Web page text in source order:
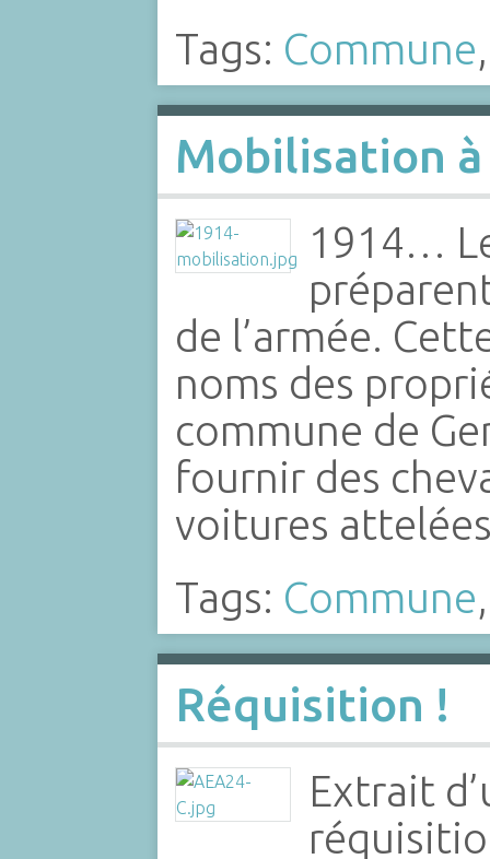
Tags: Commune
Mobilisation à
1914…
de l’armée.
noms des
commune de
fournir des
voitures
Tags: Commune
Réquisition !
Extrait